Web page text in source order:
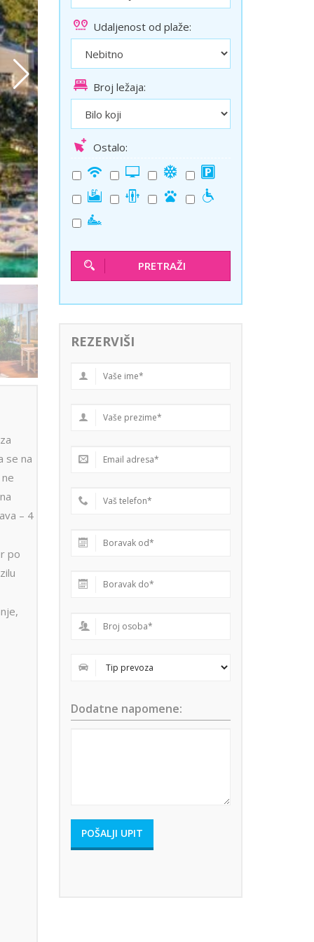
Solun polazak iz Niša
Temišvar polazak iz Niša
se na
– 4
po
Udaljenost od plaže:
Broj ležaja:
Ostalo:
PRETRAŽI
REZERVIŠI
Dodatne napomene: